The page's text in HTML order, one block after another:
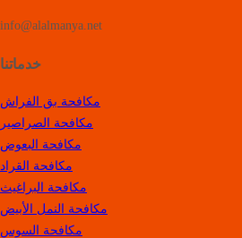
خدماتنا
مكافحة بق الفراش
مكافحة الصراصير
مكافحة البعوض
مكافحة القراد
مكافحة البراغيث
مكافحة النمل الأبيض
مكافحة السوس